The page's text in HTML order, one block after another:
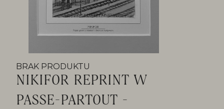
BRAK PRODUKTU
NIKIFOR REPRINT W
PASSE-PARTOUT -